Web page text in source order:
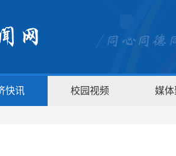
快讯 校园视频 媒体